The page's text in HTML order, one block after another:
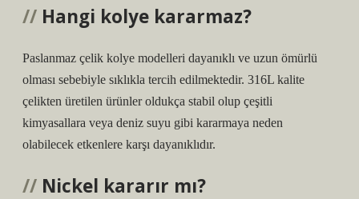
Hangi kolye kararmaz?
Paslanmaz çelik kolye modelleri dayanıklı ve uzun ömürlü
olması sebebiyle sıklıkla tercih edilmektedir. 316L kalite
çelikten üretilen ürünler oldukça stabil olup çeşitli
kimyasallara veya deniz suyu gibi kararmaya neden
olabilecek etkenlere karşı dayanıklıdır.
Nickel kararır mı?